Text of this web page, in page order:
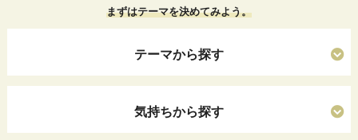
まずはテーマを決めてみよう。
テーマから探す
気持ちから探す